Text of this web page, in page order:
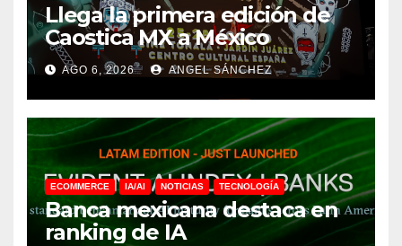
Llega la primera edición de
Caostica MX a México
AGO 6, 2026 ANGEL SÁNCHEZ
ECOMMERCE IA/AI NOTICIAS TECNOLOGÍA
Banca mexicana destaca en
ranking de IA